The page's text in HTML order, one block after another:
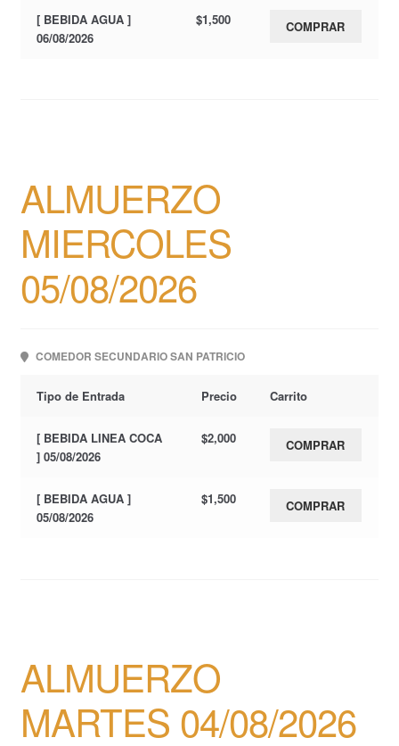
[ BEBIDA AGUA ]
06/08/2026
$1,500 COMPRAR
ALMUERZO
MIERCOLES
05/08/2026
COMEDOR SECUNDARIO SAN PATRICIO
Tipo de Entrada Precio Carrito
[ BEBIDA LINEA COCA
] 05/08/2026
$2,000 COMPRAR
[ BEBIDA AGUA ]
05/08/2026
$1,500 COMPRAR
ALMUERZO
MARTES 04/08/2026